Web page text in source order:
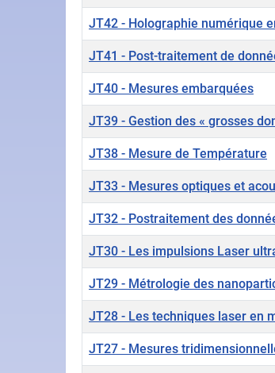
JT42 - Holographie numérique
JT41 - Post-traitement de
JT40 - Mesures embarquées
JT39 - Gestion des « grosses
JT38 - Mesure de Température
JT33 - Mesures optiques et
JT32 - Postraitement des
JT30 - Les impulsions Laser
JT29 - Métrologie des
JT28 - Les techniques laser en
JT27 - Mesures